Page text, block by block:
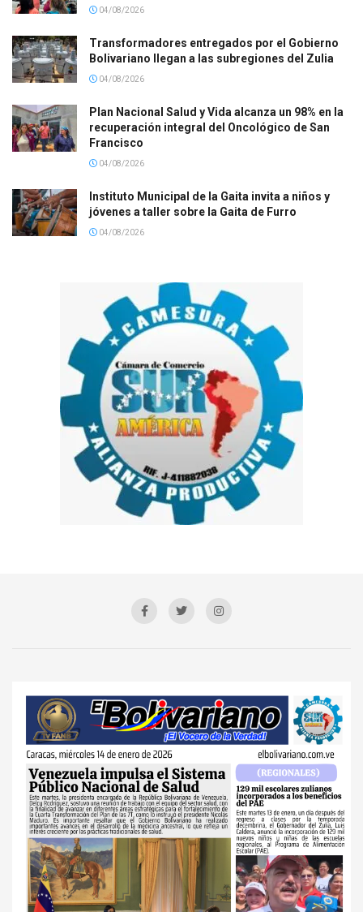
04/08/2026
Transformadores entregados por el Gobierno
Bolivariano llegan a las subregiones del Zulia
04/08/2026
Plan Nacional Salud y Vida alcanza un 98% en la
recuperación integral del Oncológico de San
Francisco
04/08/2026
Instituto Municipal de la Gaita invita a niños y
jóvenes a taller sobre la Gaita de Furro
04/08/2026